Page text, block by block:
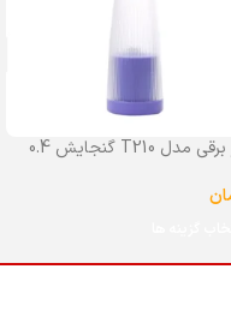
شیکر برقی مدل T210 گنجایش 0.4